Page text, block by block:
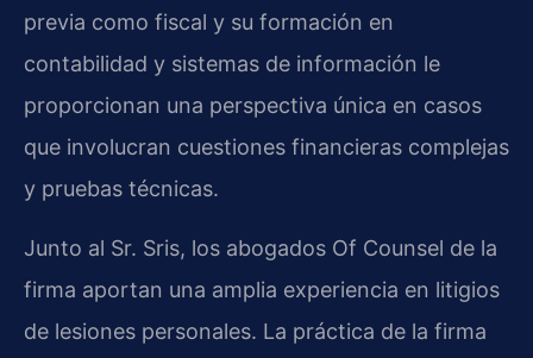
previa como fiscal y su formación en
contabilidad y sistemas de información le
proporcionan una perspectiva única en casos
que involucran cuestiones financieras complejas
y pruebas técnicas.
Junto al Sr. Sris, los abogados Of Counsel de la
firma aportan una amplia experiencia en litigios
de lesiones personales. La práctica de la firma